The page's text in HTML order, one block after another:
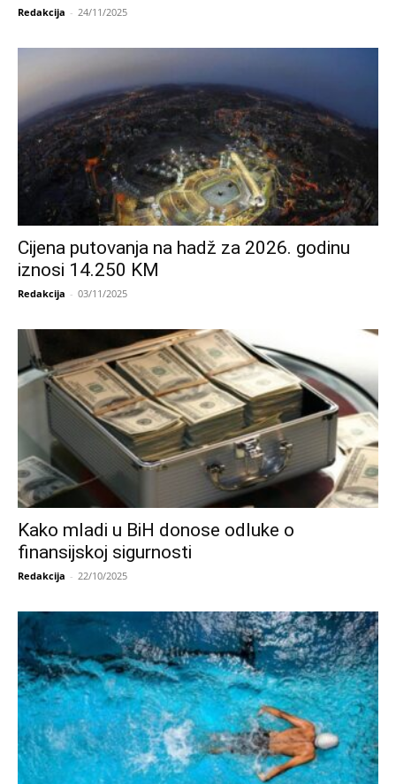
Redakcija - 24/11/2025
Cijena putovanja na hadž za 2026. godinu
iznosi 14.250 KM
Redakcija - 03/11/2025
Kako mladi u BiH donose odluke o
finansijskoj sigurnosti
Redakcija - 22/10/2025